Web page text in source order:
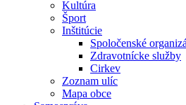
Kultúra
Šport
Inštitúcie
Spoločenské
Zdravotnícke služby
Cirkev
Zoznam ulíc
Mapa obce